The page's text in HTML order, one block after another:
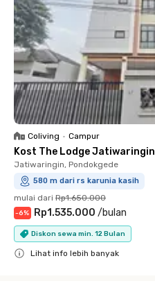
Coliving • Campur
Kost The Lodge Jatiwaringin
Jatiwaringin, Pondokgede
580 m dari rs karunia kasih
mulai dari Rp1.650.000
-6% Rp1.535.000 /bulan
Diskon sewa min. 12 Bulan
Lihat info lebih banyak